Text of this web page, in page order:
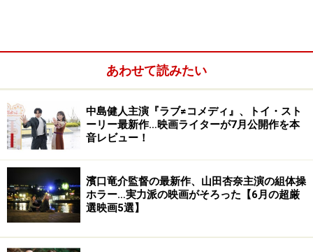
あわせて読みたい
中島健人主演『ラブ≠コメディ』、トイ・スト
ーリー最新作…映画ライターが7月公開作を本
音レビュー！
濱口竜介監督の最新作、山田杏奈主演の組体操
ホラー…実力派の映画がそろった【6月の超厳
選映画5選】